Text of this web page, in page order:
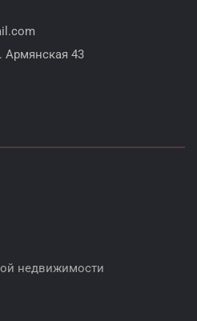
Армянская 43
недвижимости